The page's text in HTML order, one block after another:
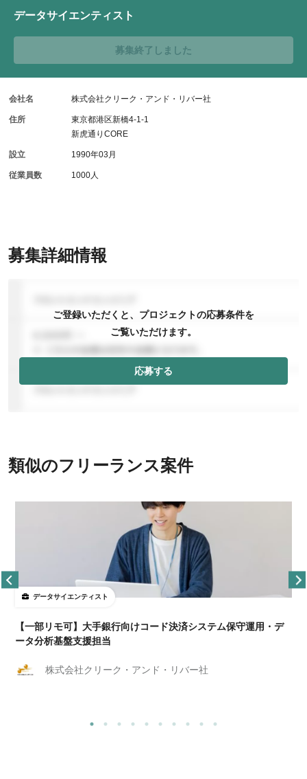
募集詳細情報
ご登録いただくと、プロジェクトの応募条件を
ご覧いただけます。
応募する
データサイエンティスト
募集終了しました
会社名 株式会社クリーク・アンド・リバー社
住所
東京都港区新橋4-1-1
新虎通りCORE
設立 1990年03月
従業員数 1000人
類似のフリーランス案件
データサイエンティスト
【一部リモ可】大手銀行向けコード決済システム保守運用・デ
ータ分析基盤支援担当
株式会社クリーク・アンド・リバー社